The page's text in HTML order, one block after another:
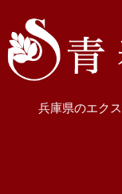
兵庫県のエク